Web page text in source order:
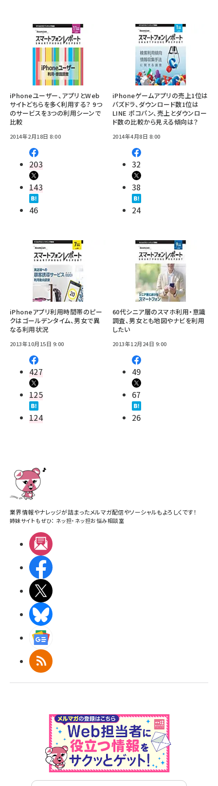
iPhoneユーザー、アプリとWeb
サイトどちらを多く利用する？ 9つ
のサービスを3つの利用シーンで
比較
2014年2月18日 8:00
203
143
46
iPhoneゲームアプリの売上1位は
パズドラ、ダウンロード数1位は
LINE ポコパン、売上とダウンロー
ド数の比較から見える傾向は？
2014年4月8日 8:00
32
38
24
iPhoneアプリ利用時間帯のピー
クはゴールデンタイム、男女で異
なる利用状況
2013年10月15日 9:00
427
125
124
60代シニア層のスマホ利用・意識
調査、男女とも地図やナビを利用
したい
2013年12月24日 9:00
49
67
26
業界情報やナレッジが詰まったメルマガ配信やソーシャルもよろしくです！
姉妹サイトもぜひ： ネッ担・ ネッ担お悩み相談室
RSS